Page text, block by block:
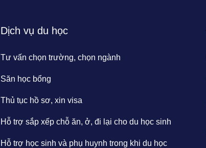
Dịch vụ du học
Tư vấn chọn trường, chọn ngành
Săn học bổng
Thủ tục hồ sơ, xin visa
Hỗ trợ sắp xếp chỗ ăn, ở, đi lại cho du học sinh
Hỗ trợ học sinh và phụ huynh trong khi du học